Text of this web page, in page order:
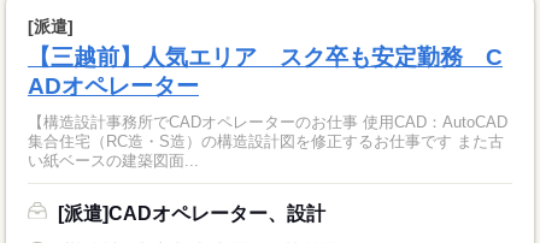
[派遣]
【三越前】人気エリア スク卒も安定勤務 C
ADオペレーター
【構造設計事務所でCADオペレーターのお仕事 使用CAD：AutoCAD
集合住宅（RC造・S造）の構造設計図を修正するお仕事です また古
い紙ベースの建築図面...
[派遣]CADオペレーター、設計